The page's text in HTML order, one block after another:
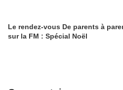
Le rendez-vous De parents à
sur la FM : Spécial Noël